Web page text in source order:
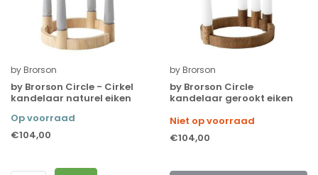
by Brorson
by Brorson Circle - Cirkel
kandelaar naturel eiken
Op voorraad
€104,00
by Brorson
by Brorson Circle
kandelaar gerookt eiken
Niet op voorraad
€104,00